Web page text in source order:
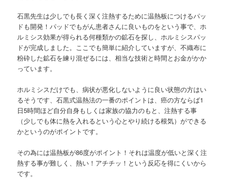
石黒先生は少しでも長く深く注熱するために温熱板につけるパッ
ドも開発！パッドでもがん患者さんに良いものをという事で、ホ
ルミシス効果が得られる何種類かの鉱石を探し、ホルミシスパッ
ドが完成しました。ここでも簡単に紹介していますが、不織布に
粉砕した鉱石を練り混ぜるには、相当な技術と時間とお金がかか
っています。
ホルミシスだけでも、病状が悪化しないように良い状態の方はい
るそうです、石黒式温熱法の一番のポイントは、癌の方ならば1
日5時間ほど自分自身もしくは家族の協力のもと、注熱する事
（少しでも体に熱を入れるという心とやり続ける根気）ができる
かというのがポイントです。
その為には温熱板が86度がポイント！それは温度が低いと深く注
熱する事が難しく、熱い！アチチッ！という反応を得にくいから
です。